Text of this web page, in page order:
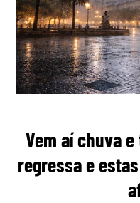
Vem aí chuva
regressa e